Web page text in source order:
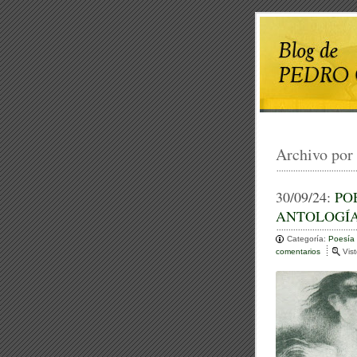
Archivo por
30/09/24:
Categoría: Poesía
comentarios
P
O
E
M
A
S